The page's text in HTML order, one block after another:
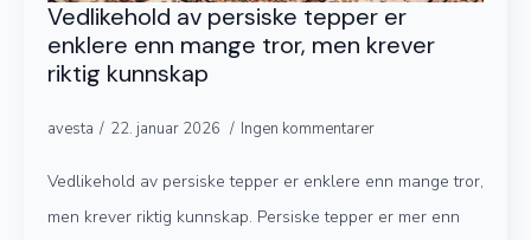
Vedlikehold av persiske tepper er
enklere enn mange tror, men krever
riktig kunnskap
avesta 22. januar 2026 Ingen kommentarer
Vedlikehold av persiske tepper er enklere enn mange tror,
men krever riktig kunnskap. Persiske tepper er mer enn